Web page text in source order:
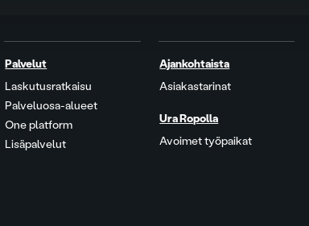
Palvelut
Laskutusratkaisu
Palveluosa-alueet
One platform
Lisäpalvelut
Ajankohtaista
Asiakastarinat
Ura Ropolla
Avoimet työpaikat